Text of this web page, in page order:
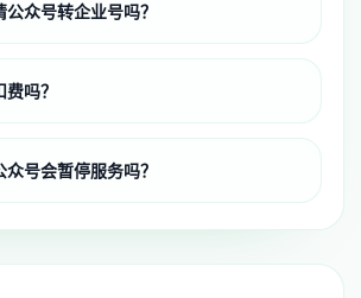
众号转企业号吗？
吗？
号会暂停服务吗？